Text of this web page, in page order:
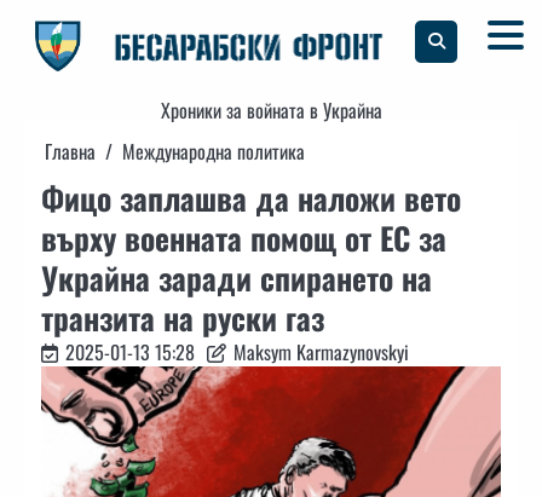
content
Хроники за войната в Украйна
Главна
Международна политика
Фицо заплашва да наложи вето
върху военната помощ от ЕС за
Украйна заради спирането на
транзита на руски газ
2025-01-13 15:28 Maksym Karmazynovskyi